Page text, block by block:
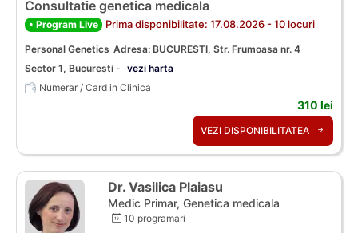
Consultatie genetica medicala
• Program Live Prima disponibilitate: 17.08.2026 - 10 locuri
Personal Genetics Adresa: BUCURESTI, Str. Frumoasa nr. 4
Sector 1, Bucuresti - vezi harta
Numerar / Card in Clinica
310 lei
VEZI DISPONIBILITATEA
Dr. Vasilica Plaiasu
Medic Primar, Genetica medicala
10 programari